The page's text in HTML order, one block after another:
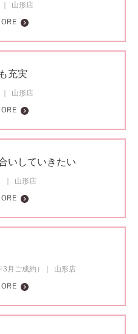
山形店
充実
山形店
いしていきたい
山形店
月ご成約）
山形店